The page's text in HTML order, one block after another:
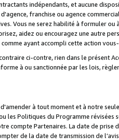
indépendants, et aucune
franchise ou agence
Vous ne serez habilité à formuler
aidez ou encouragez une autre
ayant accompli cette action
ci-contre, rien dans le présent
à ou sanctionnée par les lois,
à tout moment et à notre
les Politiques du Programme
compte Partenaires. La date de
de la date de transmission de